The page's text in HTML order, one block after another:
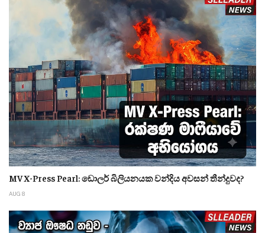
MV X-Press Pearl: ඩොලර් බිලියනයක වන්දිය අවසන් තීන්දුවද?
AUG 8